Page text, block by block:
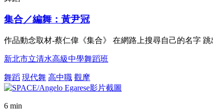
集合／編舞：黃尹冠
作品動念取材-蔡仁偉《集合》 在網路上搜尋自己的名字
新北市立清水高級中學舞蹈班
舞蹈 現代舞 高中職 觀摩
6 min